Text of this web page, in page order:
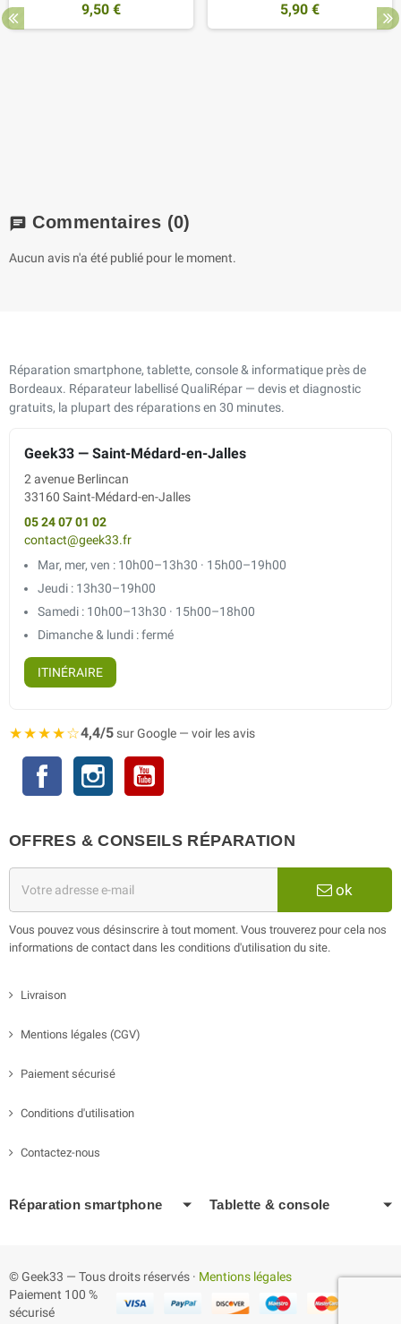
9,50 € 5,90 €
chat Commentaires (0)
Aucun avis n'a été publié pour le moment.
Réparation smartphone, tablette, console & informatique près de
Bordeaux. Réparateur labellisé QualiRépar — devis et diagnostic
gratuits, la plupart des réparations en 30 minutes.
Geek33 — Saint-Médard-en-Jalles
2 avenue Berlincan
33160 Saint-Médard-en-Jalles
05 24 07 01 02
contact@geek33.fr
Mar, mer, ven : 10h00–13h30 · 15h00–19h00
Jeudi : 13h30–19h00
Samedi : 10h00–13h30 · 15h00–18h00
Dimanche & lundi : fermé
ITINÉRAIRE
★★★★☆4,4/5sur Google — voir les avis
Facebook Instagram
OFFRES & CONSEILS RÉPARATION
ok
Vous pouvez vous désinscrire à tout moment. Vous trouverez pour cela nos
informations de contact dans les conditions d'utilisation du site.
Livraison
Mentions légales (CGV)
Paiement sécurisé
Conditions d'utilisation
Contactez-nous
Réparation smartphone Tablette & console
© Geek33 — Tous droits réservés · Mentions légales
Paiement 100 %
sécurisé